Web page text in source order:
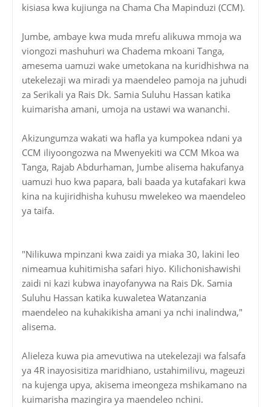
kisiasa kwa kujiunga na Chama Cha Mapinduzi (CCM).
Jumbe, ambaye kwa muda mrefu alikuwa mmoja wa
viongozi mashuhuri wa Chadema mkoani Tanga,
amesema uamuzi wake umetokana na kuridhishwa na
utekelezaji wa miradi ya maendeleo pamoja na juhudi
za Serikali ya Rais Dk. Samia Suluhu Hassan katika
kuimarisha amani, umoja na ustawi wa wananchi.
Akizungumza wakati wa hafla ya kumpokea ndani ya
CCM iliyoongozwa na Mwenyekiti wa CCM Mkoa wa
Tanga, Rajab Abdurhaman, Jumbe alisema hakufanya
uamuzi huo kwa papara, bali baada ya kutafakari kwa
kina na kujiridhisha kuhusu mwelekeo wa maendeleo
ya taifa.
"Nilikuwa mpinzani kwa zaidi ya miaka 30, lakini leo
nimeamua kuhitimisha safari hiyo. Kilichonishawishi
zaidi ni kazi kubwa inayofanywa na Rais Dk. Samia
Suluhu Hassan katika kuwaletea Watanzania
maendeleo na kuhakikisha amani ya nchi inalindwa,"
alisema.
Alieleza kuwa pia amevutiwa na utekelezaji wa falsafa
ya 4R inayosisitiza maridhiano, ustahimilivu, mageuzi
na kujenga upya, akisema imeongeza mshikamano na
kuimarisha mazingira ya maendeleo nchini.